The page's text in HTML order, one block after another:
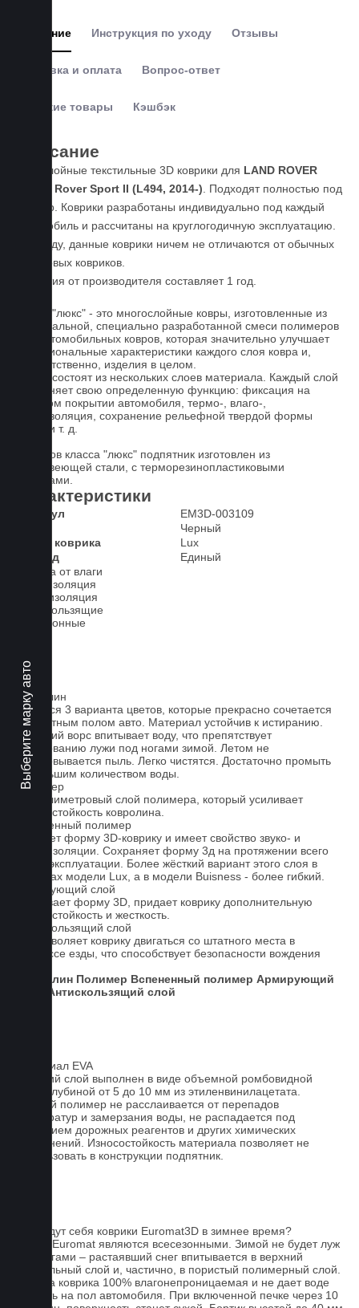
Выберите марку авто
Описание Инструкция по уходу Отзывы
Доставка и оплата Вопрос-ответ
Похожие товары Кэшбэк
Описание
Пятислойные текстильные 3D коврики для LAND ROVER
Range Rover Sport II (L494, 2014-) . Подходят полностью под
размер. Коврики разработаны индивидуально под каждый
автомобиль и рассчитаны на круглогодичную эксплуатацию.
По уходу, данные коврики ничем не отличаются от обычных
резиновых ковриков.
Гарантия от производителя составляет 1 год.
Ковры "люкс" - это многослойные ковры, изготовленные из
оригинальной, специально разработанной смеси полимеров
для автомобильных ковров, которая значительно улучшает
функциональные характеристики каждого слоя ковра и,
соответственно, изделия в целом.
Ковры состоят из нескольких слоев материала. Каждый слой
выполняет свою определенную функцию: фиксация на
штатном покрытии автомобиля, термо-, влаго-,
звукоизоляция, сохранение рельефной твердой формы
ковра и т. д.
У ковров класса "люкс" подпятник изготовлен из
нержавеющей стали, с терморезинопластиковыми
вставками.
Характеристики
Артикул
EM3D-003109
Черный
Класс коврика
Lux
2-й ряд
Единый
Защита от влаги
Шумоизоляция
Теплоизоляция
Антискользящие
Всесезонные
Ковролин
Имеется 3 варианта цветов, которые прекрасно сочетается
со штатным полом авто. Материал устойчив к истиранию.
Короткий ворс впитывает воду, что препятствует
образованию лужи под ногами зимой. Летом не
образовывается пыль. Легко чистятся. Достаточно промыть
небольшим количеством воды.
Полимер
1-миллиметровый слой полимера, который усиливает
износостойкость ковролина.
Вспененный полимер
Придает форму 3D-коврику и имеет свойство звуко- и
теплоизоляции. Сохраняет форму 3д на протяжении всего
срока эксплуатации. Более жёсткий вариант этого слоя в
ковриках модели Lux, а в модели Buisness - более гибкий.
Армирующий слой
Усиливает форму 3D, придает коврику дополнительную
износостойкость и жесткость.
Антискользящий слой
Не позволяет коврику двигаться со штатного места в
процессе езды, что способствует безопасности вождения
Ковролин Полимер Вспененный полимер Армирующий
Антискользящий слой
Материал EVA
Верхний слой выполнен в виде объемной ромбовидной
сетки глубиной от 5 до 10 мм из этиленвинилацетата.
Данный полимер не расслаивается от перепадов
температур и замерзания воды, не распадается под
действием дорожных реагентов и других химических
загрязнений. Износостойкость материала позволяет не
использовать в конструкции подпятник.
Как ведут себя коврики Euromat3D в зимнее время?
Ковры Euromat являются всесезонными. Зимой не будет луж
под ногами – растаявший снег впитывается в верхний
текстильный слой и, частично, в пористый полимерный слой.
Основа коврика 100% влагонепроницаемая и не дает воде
попасть на пол автомобиля. При включенной печке через 10